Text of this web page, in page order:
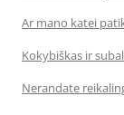
Ar mano katei
Kokybiškas ir
Nerandate